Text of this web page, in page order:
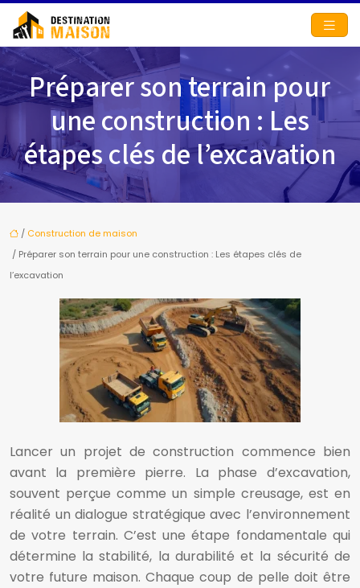
Préparer son terrain pour
une construction : Les
étapes clés de l’excavation
/ Construction de maison
/ Préparer son terrain pour une construction : Les étapes clés de
l’excavation
Lancer un projet de construction commence bien
avant la première pierre. La phase d’excavation,
souvent perçue comme un simple creusage, est en
réalité un dialogue stratégique avec l’environnement
de votre terrain. C’est une étape fondamentale qui
détermine la stabilité, la durabilité et la sécurité de
votre future maison. Chaque coup de pelle doit être